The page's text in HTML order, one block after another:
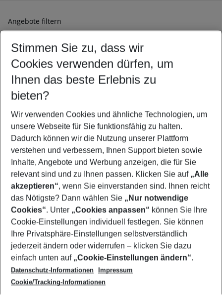
Angebote filtern
Ändern Sie Ihre Kriterien nach Ihren Wünschen
Abflughafen wählen
Beliebiger Abflughafen
Reisezeitraum wählen
09.08.26– 07.08.27 5-8 Nächte
2 Erwachsene Keine Kinder
Mehr Filter anzeigen
Footer
Footer navigation
Über uns
AGB
Cookie-Einstellungen ändern
Cookie-Richtlinie
Datenschutz
Service & Hilfe
Barrierefreies Reisen
Check-in
Folgen Sie uns
Stimmen Sie zu, dass wir
Cookies verwenden dürfen, um
Ihnen das beste Erlebnis zu
bieten?
Wir verwenden Cookies und ähnliche Technologien, um
unsere Webseite für Sie funktionsfähig zu halten.
Dadurch können wir die Nutzung unserer Plattform
verstehen und verbessern, Ihnen Support bieten sowie
Inhalte, Angebote und Werbung anzeigen, die für Sie
relevant sind und zu Ihnen passen. Klicken Sie auf „Alle
akzeptieren“, wenn Sie einverstanden sind. Ihnen reicht
das Nötigste? Dann wählen Sie „Nur notwendige
Cookies“. Unter „Cookies anpassen“ können Sie Ihre
Cookie-Einstellungen individuell festlegen. Sie können
Ihre Privatsphäre-Einstellungen selbstverständlich
jederzeit ändern oder widerrufen – klicken Sie dazu
einfach unten auf „Cookie-Einstellungen ändern“.
Datenschutz-Informationen
Impressum
Cookie/Tracking-Informationen